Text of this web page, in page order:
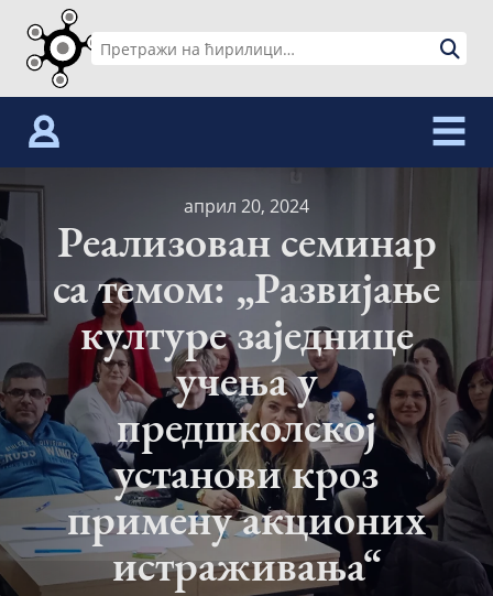
content
Претрага
за:
април 20, 2024
Реализован семинар
са темом: „Развијање
културе заједнице
учења у
предшколској
установи кроз
примену акционих
истраживања“